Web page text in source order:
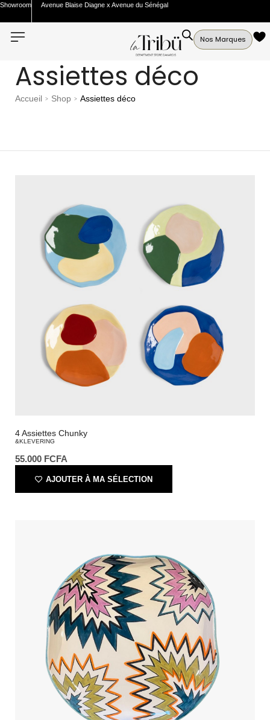
Showroom Avenue Blaise Diagne x Avenue du Sénégal
Nos Marques
Assiettes déco
Accueil > Shop > Assiettes déco
4 Assiettes Chunky
&KLEVERING
55.000 FCFA
AJOUTER À MA SÉLECTION